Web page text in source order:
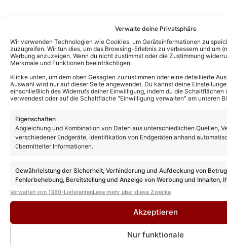
Verwalte deine Privatsphäre
Wir verwenden Technologien wie Cookies, um Geräteinformationen zu
zuzugreifen. Wir tun dies, um das Browsing-Erlebnis zu verbessern und um
Werbung anzuzeigen. Wenn du nicht zustimmst oder die Zustimmung
Merkmale und Funktionen beeinträchtigen.
Klicke unten, um dem oben Gesagten zuzustimmen oder eine detaillierte
Auswahl wird nur auf dieser Seite angewendet. Du kannst deine
einschließlich des Widerrufs deiner Einwilligung, indem du die
verwendest oder auf die Schaltfläche "Einwilligung verwalten" am unteren
Eigenschaften
Abgleichung und Kombination von Daten aus unterschiedlichen Quellen,
verschiedener Endgeräte, Identifikation von Endgeräten anhand
übermittelter Informationen.
Gewährleistung der Sicherheit, Verhinderung und Aufdeckung von
Fehlerbehebung, Bereitstellung und Anzeige von Werbung und Inhalten,
Entscheidungen zum Datenschutz speichern und übermitteln.
Verwalten von 1380-LieferantenLese mehr über diese Zwecke
Akzeptieren
Nur funktionale
Das könnte Euch auch interessieren:
„Schlagerbooom“ 2026: Erster Gast
enthüllt! Sind auch SIE in Dortmund
dabei?
„Schlagerbooom“ Open Air toppt
Vorjahresquote trotz hochsommerlicher
Temperaturen!
„Schlagerbooom“ Gäste: Diese Stars sind
beim Open Air in Kitzbühel heute dabei!